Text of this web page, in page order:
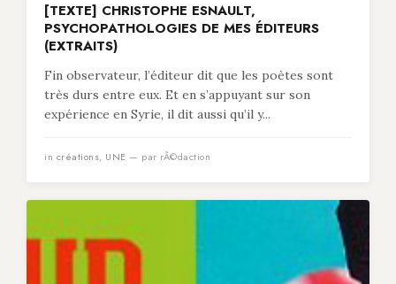
[TEXTE] CHRISTOPHE ESNAULT,
PSYCHOPATHOLOGIES DE MES ÉDITEURS
(EXTRAITS)
Fin observateur, l’éditeur dit que les poètes sont
très durs entre eux. Et en s’appuyant sur son
expérience en Syrie, il dit aussi qu’il y...
in créations, UNE — par rÃ©daction